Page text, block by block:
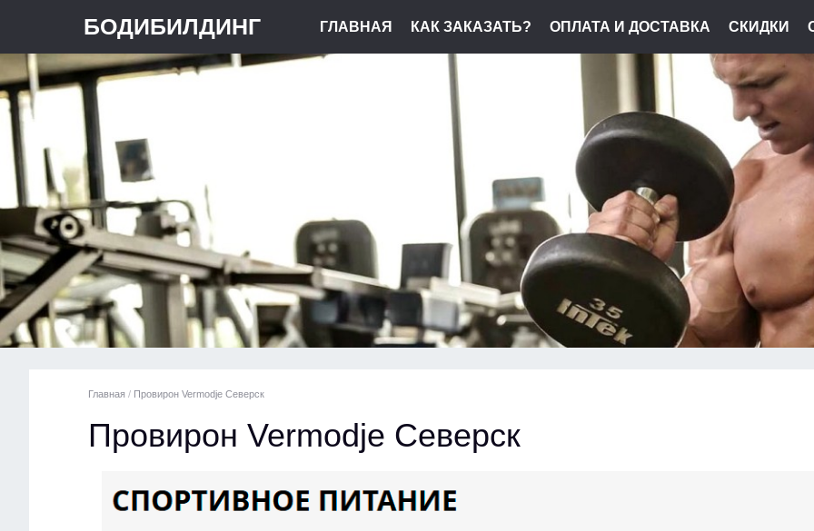
БОДИБИЛДИНГ ГЛАВНАЯ КАК ЗАКАЗАТЬ? ОПЛАТА И ДОСТАВКА СКИДКИ
Главная / Провирон Vermodje Северск
Провирон Vermodje Северск